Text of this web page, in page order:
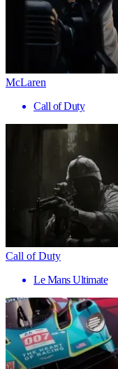
McLaren
Call of Duty
Call of Duty
Le Mans Ultimate